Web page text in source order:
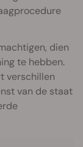
dien
te hebben.
verschillen
van de staat